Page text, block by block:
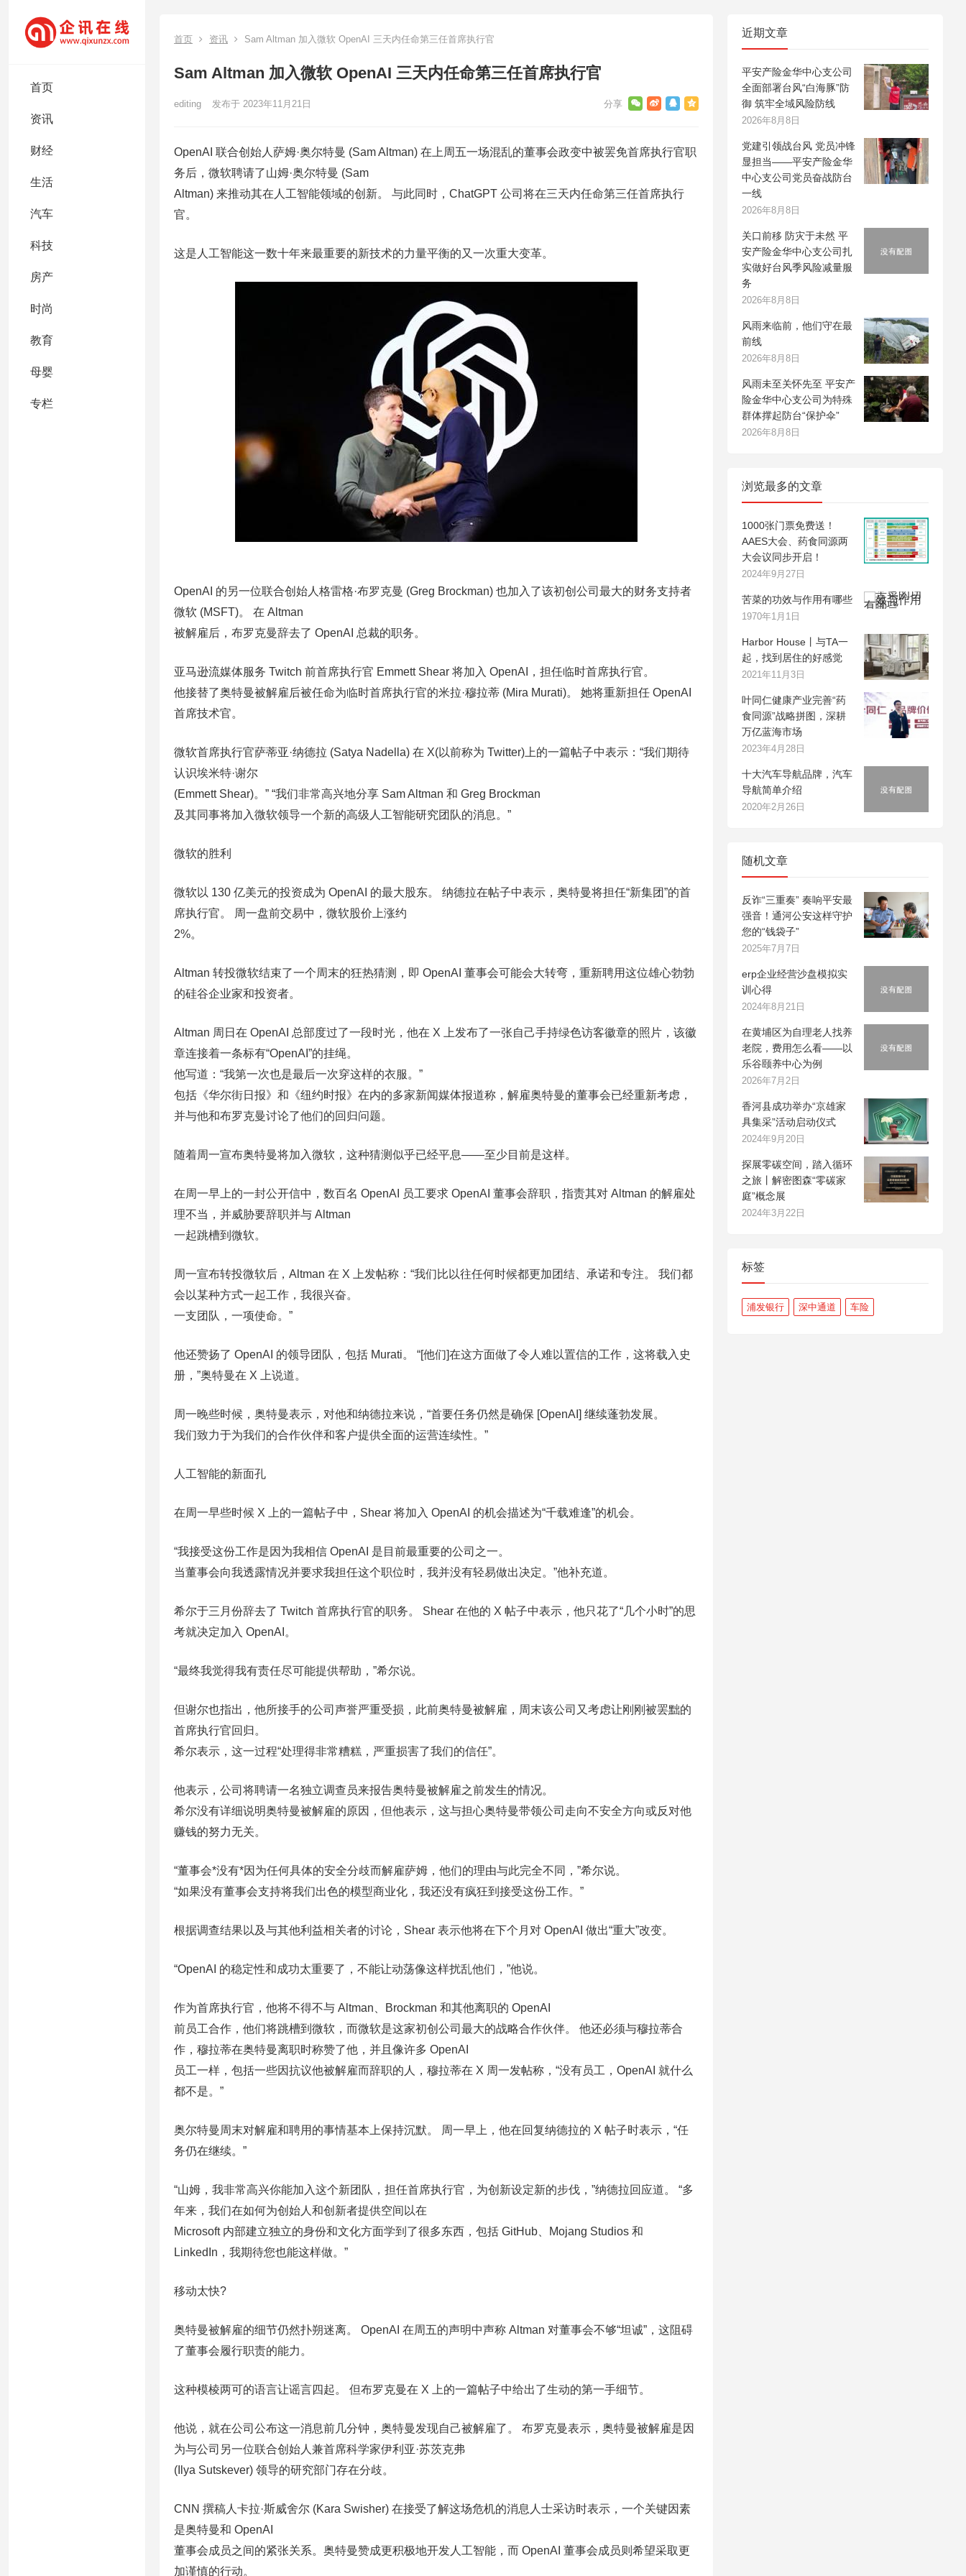
首页
资讯
财经
生活
汽车
科技
房产
时尚
教育
母婴
专栏
首页 资讯 Sam Altman 加入微软 OpenAI 三天内任命第三任首席执行官
Sam Altman 加入微软 OpenAI 三天内任命第三任首席执行官
editing 发布于 2023年11月21日
OpenAI 联合创始人萨姆·奥尔特曼 (Sam Altman) 在上周五一场混乱的董事会政变中被罢免首席执行官职
务后，微软聘请了山姆·奥尔特曼 (Sam
Altman) 来推动其在人工智能领域的创新。 与此同时，ChatGPT 公司将在三天内任命第三任首席执行
官。
这是人工智能这一数十年来最重要的新技术的力量平衡的又一次重大变革。
OpenAI 的另一位联合创始人格雷格·布罗克曼 (Greg Brockman) 也加入了该初创公司最大的财务支持者
微软 (MSFT)。 在 Altman
被解雇后，布罗克曼辞去了 OpenAI 总裁的职务。
亚马逊流媒体服务 Twitch 前首席执行官 Emmett Shear 将加入 OpenAI，担任临时首席执行官。
他接替了奥特曼被解雇后被任命为临时首席执行官的米拉·穆拉蒂 (Mira Murati)。 她将重新担任 OpenAI
首席技术官。
微软首席执行官萨蒂亚·纳德拉 (Satya Nadella) 在 X(以前称为 Twitter)上的一篇帖子中表示：“我们期待
认识埃米特·谢尔
(Emmett Shear)。” “我们非常高兴地分享 Sam Altman 和 Greg Brockman
及其同事将加入微软领导一个新的高级人工智能研究团队的消息。”
微软的胜利
微软以 130 亿美元的投资成为 OpenAI 的最大股东。 纳德拉在帖子中表示，奥特曼将担任“新集团”的首
席执行官。 周一盘前交易中，微软股价上涨约
2%。
Altman 转投微软结束了一个周末的狂热猜测，即 OpenAI 董事会可能会大转弯，重新聘用这位雄心勃勃
的硅谷企业家和投资者。
Altman 周日在 OpenAI 总部度过了一段时光，他在 X 上发布了一张自己手持绿色访客徽章的照片，该徽
章连接着一条标有“OpenAI”的挂绳。
他写道：“我第一次也是最后一次穿这样的衣服。”
包括《华尔街日报》和《纽约时报》在内的多家新闻媒体报道称，解雇奥特曼的董事会已经重新考虑，
并与他和布罗克曼讨论了他们的回归问题。
随着周一宣布奥特曼将加入微软，这种猜测似乎已经平息——至少目前是这样。
在周一早上的一封公开信中，数百名 OpenAI 员工要求 OpenAI 董事会辞职，指责其对 Altman 的解雇处
理不当，并威胁要辞职并与 Altman
一起跳槽到微软。
周一宣布转投微软后，Altman 在 X 上发帖称：“我们比以往任何时候都更加团结、承诺和专注。 我们都
会以某种方式一起工作，我很兴奋。
一支团队，一项使命。”
他还赞扬了 OpenAI 的领导团队，包括 Murati。 “[他们]在这方面做了令人难以置信的工作，这将载入史
册，”奥特曼在 X 上说道。
周一晚些时候，奥特曼表示，对他和纳德拉来说，“首要任务仍然是确保 [OpenAI] 继续蓬勃发展。
我们致力于为我们的合作伙伴和客户提供全面的运营连续性。”
人工智能的新面孔
在周一早些时候 X 上的一篇帖子中，Shear 将加入 OpenAI 的机会描述为“千载难逢”的机会。
“我接受这份工作是因为我相信 OpenAI 是目前最重要的公司之一。
当董事会向我透露情况并要求我担任这个职位时，我并没有轻易做出决定。”他补充道。
希尔于三月份辞去了 Twitch 首席执行官的职务。 Shear 在他的 X 帖子中表示，他只花了“几个小时”的思
考就决定加入 OpenAI。
“最终我觉得我有责任尽可能提供帮助，”希尔说。
但谢尔也指出，他所接手的公司声誉严重受损，此前奥特曼被解雇，周末该公司又考虑让刚刚被罢黜的
首席执行官回归。
希尔表示，这一过程“处理得非常糟糕，严重损害了我们的信任”。
他表示，公司将聘请一名独立调查员来报告奥特曼被解雇之前发生的情况。
希尔没有详细说明奥特曼被解雇的原因，但他表示，这与担心奥特曼带领公司走向不安全方向或反对他
赚钱的努力无关。
“董事会*没有*因为任何具体的安全分歧而解雇萨姆，他们的理由与此完全不同，”希尔说。
“如果没有董事会支持将我们出色的模型商业化，我还没有疯狂到接受这份工作。”
根据调查结果以及与其他利益相关者的讨论，Shear 表示他将在下个月对 OpenAI 做出“重大”改变。
“OpenAI 的稳定性和成功太重要了，不能让动荡像这样扰乱他们，”他说。
作为首席执行官，他将不得不与 Altman、Brockman 和其他离职的 OpenAI
前员工合作，他们将跳槽到微软，而微软是这家初创公司最大的战略合作伙伴。 他还必须与穆拉蒂合
作，穆拉蒂在奥特曼离职时称赞了他，并且像许多 OpenAI
员工一样，包括一些因抗议他被解雇而辞职的人，穆拉蒂在 X 周一发帖称，“没有员工，OpenAI 就什么
都不是。”
奥尔特曼周末对解雇和聘用的事情基本上保持沉默。 周一早上，他在回复纳德拉的 X 帖子时表示，“任
务仍在继续。”
“山姆，我非常高兴你能加入这个新团队，担任首席执行官，为创新设定新的步伐，”纳德拉回应道。 “多
年来，我们在如何为创始人和创新者提供空间以在
Microsoft 内部建立独立的身份和文化方面学到了很多东西，包括 GitHub、Mojang Studios 和
LinkedIn，我期待您也能这样做。”
移动太快?
奥特曼被解雇的细节仍然扑朔迷离。 OpenAI 在周五的声明中声称 Altman 对董事会不够“坦诚”，这阻碍
了董事会履行职责的能力。
这种模棱两可的语言让谣言四起。 但布罗克曼在 X 上的一篇帖子中给出了生动的第一手细节。
他说，就在公司公布这一消息前几分钟，奥特曼发现自己被解雇了。 布罗克曼表示，奥特曼被解雇是因
为与公司另一位联合创始人兼首席科学家伊利亚·苏茨克弗
(Ilya Sutskever) 领导的研究部门存在分歧。
CNN 撰稿人卡拉·斯威舍尔 (Kara Swisher) 在接受了解这场危机的消息人士采访时表示，一个关键因素
是奥特曼和 OpenAI
董事会成员之间的紧张关系。奥特曼赞成更积极地开发人工智能，而 OpenAI 董事会成员则希望采取更
加谨慎的行动。
近期文章
平安产险金华中心支公司
全面部署台风“白海豚”防
御 筑牢全域风险防线
2026年8月8日
党建引领战台风 党员冲锋
显担当——平安产险金华
中心支公司党员奋战防台
一线
2026年8月8日
关口前移 防灾于未然 平
安产险金华中心支公司扎
实做好台风季风险减量服
务
2026年8月8日
风雨来临前，他们守在最
前线
2026年8月8日
风雨未至关怀先至 平安产
险金华中心支公司为特殊
群体撑起防台“保护伞”
2026年8月8日
浏览最多的文章
1000张门票免费送！
AAES大会、药食同源两
大会议同步开启！
2024年9月27日
苦菜的功效与作用有哪些
1970年1月1日
Harbor House丨与TA一
起，找到居住的好感觉
2021年11月3日
叶同仁健康产业完善“药
食同源”战略拼图，深耕
万亿蓝海市场
2023年4月28日
十大汽车导航品牌，汽车
导航简单介绍
2020年2月26日
随机文章
反诈“三重奏” 奏响平安最
强音！通河公安这样守护
您的“钱袋子”
2025年7月7日
erp企业经营沙盘模拟实
训心得
2024年8月21日
在黄埔区为自理老人找养
老院，费用怎么看——以
乐谷颐养中心为例
2026年7月2日
香河县成功举办“京雄家
具集采”活动启动仪式
2024年9月20日
探展零碳空间，踏入循环
之旅丨解密图森“零碳家
庭”概念展
2024年3月22日
标签
浦发银行 深中通道 车险